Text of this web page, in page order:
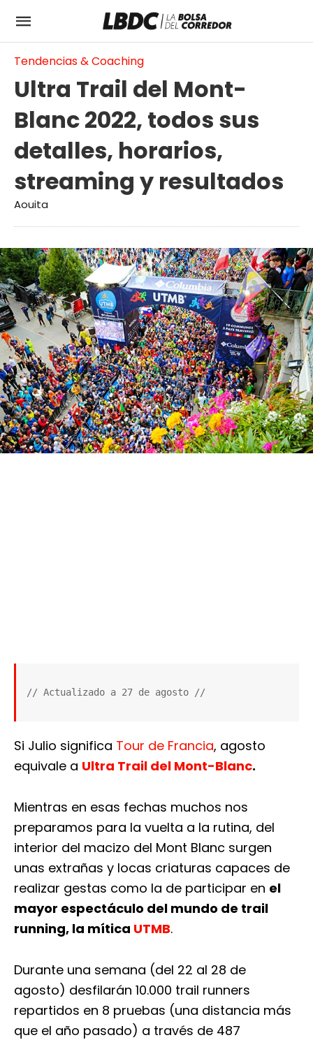
Tendencias & Coaching
Ultra Trail del Mont-
Blanc 2022, todos sus
detalles, horarios,
streaming y resultados
Aouita
// Actualizado a 27 de agosto //
Si Julio significa Tour de Francia, agosto
equivale a Ultra Trail del Mont-Blanc.
Mientras en esas fechas muchos nos
preparamos para la vuelta a la rutina, del
interior del macizo del Mont Blanc surgen
unas extrañas y locas criaturas capaces de
realizar gestas como la de participar en el
mayor espectáculo del mundo de trail
running, la mítica UTMB.
Durante una semana (del 22 al 28 de
agosto) desfilarán 10.000 trail runners
repartidos en 8 pruebas (una distancia más
que el año pasado) a través de 487